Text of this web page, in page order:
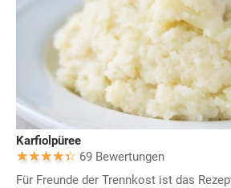
Karfiolpüree
69 Bewertungen
Für Freunde der Trennkost ist das